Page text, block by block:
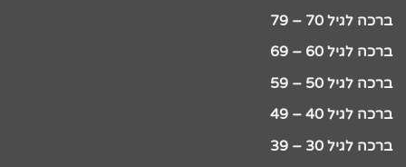
ברכה לגיל 70 – 79
ברכה לגיל 60 – 69
ברכה לגיל 50 – 59
ברכה לגיל 40 – 49
ברכה לגיל 30 – 39